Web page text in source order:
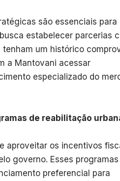
são essenciais para
estabelecer parcerias
um histórico
a Mantovani acessar
especializado do
de reabilitação
aproveitar os incentivos
governo. Esses programas
preferencial para